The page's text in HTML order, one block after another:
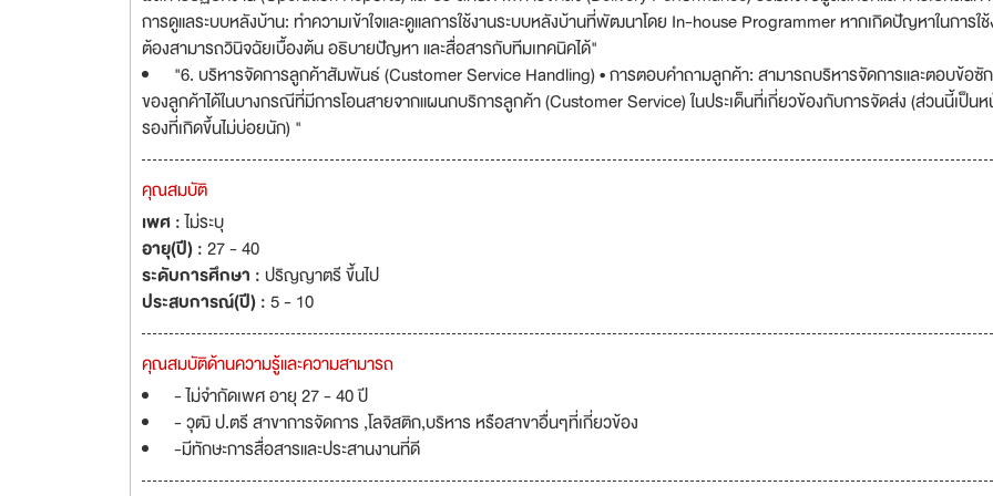
การดูแลระบบหลังบ้าน: ทำความเข้าใจและดูแลการใช้งานระบบหลังบ้านที่พัฒนาโดย In-house Programmer หากเกิดปัญหาในการใ
ต้องสามารถวินิจฉัยเบื้องต้น อธิบายปัญหา และสื่อสารกับทีมเทคนิคได้"
"6. บริหารจัดการลูกค้าสัมพันธ์ (Customer Service Handling) • การตอบคำถามลูกค้า: สามารถบริหารจัดการและตอบข้อซั
ของลูกค้าได้ในบางกรณีที่มีการโอนสายจากแผนกบริการลูกค้า (Customer Service) ในประเด็นที่เกี่ยวข้องกับการจัดส่ง (ส่วนนี้เป็น
รองที่เกิดขึ้นไม่บ่อยนัก) "
คุณสมบัติ
เพศ :ไม่ระบุ
อายุ(ปี) :27 - 40
ระดับการศึกษา :ปริญญาตรี ขึ้นไป
ประสบการณ์(ปี) :5 - 10
คุณสมบัติด้านความรู้และความสามารถ
- ไม่จำกัดเพศ อายุ 27 - 40 ปี
- วุฒิ ป.ตรี สาขาการจัดการ ,โลจิสติก,บริหาร หรือสาขาอื่นๆที่เกี่ยวข้อง
-มีทักษะการสื่อสารและประสานงานที่ดี